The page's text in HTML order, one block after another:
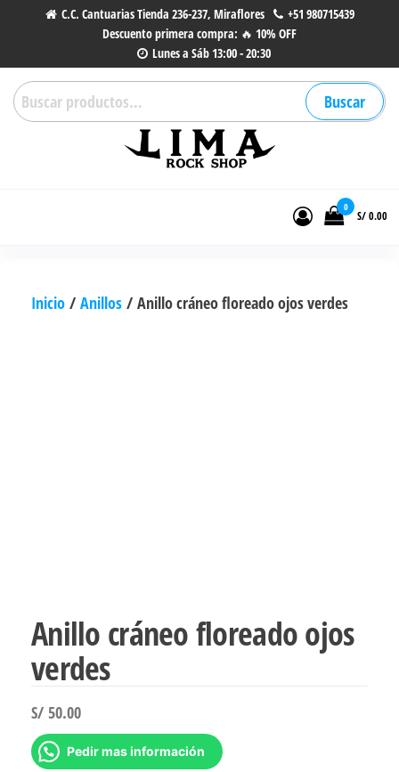
C.C. Cantuarias Tienda 236-237, Miraflores
+51 980715439
Descuento primera compra: 🔥 10% OFF
Lunes a Sáb 13:00 - 20:30
Buscar
por:
Buscar
Joyas de Acero | Tienda de
Música de Vinilos, CDs y más.
0
S/ 0.00
Inicio / Anillos / Anillo cráneo floreado ojos verdes
Anillo cráneo floreado ojos
verdes
S/ 50.00
Pedir mas información